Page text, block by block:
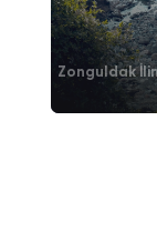
Zonguldak